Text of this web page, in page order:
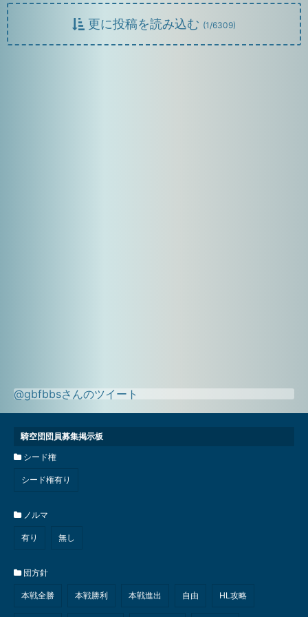
更に投稿を読み込む (1/6309)
@gbfbbsさんのツイート
騎空団団員募集掲示板
シード権
シード権有り
ノルマ
有り 無し
団方針
本戦全勝 本戦勝利 本戦進出 自由 HL攻略